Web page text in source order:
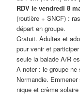
RDV le vendredi 8
(routière + SNCF) :
départ en groupe.
Gratuit. Adultes et
pour venir et
seule la balade A/R
A noter : le groupe
Normandie.
nique et crème